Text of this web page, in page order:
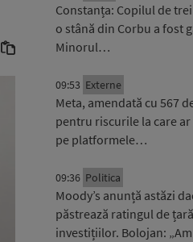
Constanța: Copilul de
o stână din Corbu a fost
Minorul…
09:53 Externe
Meta, amendată cu 567
pentru riscurile la care
pe platformele…
09:36 Politica
Moody’s anunță astăzi
păstrează ratingul de
investițiilor. Bolojan: